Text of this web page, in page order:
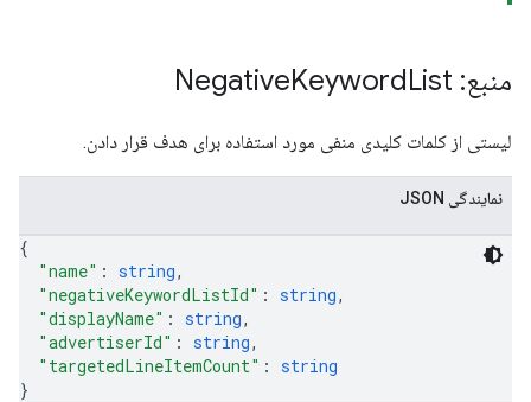
منبع: Negative KeywordList
لیستی از کلمات کلیدی منفی مورد استفاده برای هدف قرار دادن.
نمایندگی JSON
{
"name" : string,
"negativeKeywordListId" : string,
"displayName" : string,
"advertiserId" : string,
"targetedLineItemCount" : string
}